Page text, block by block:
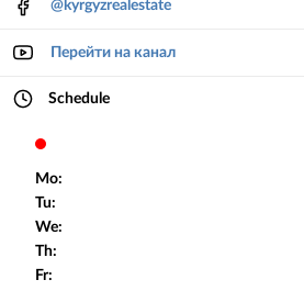
@kyrgyzrealestate
Перейти на канал
Schedule
Mo:
Tu:
We:
Th:
Fr: